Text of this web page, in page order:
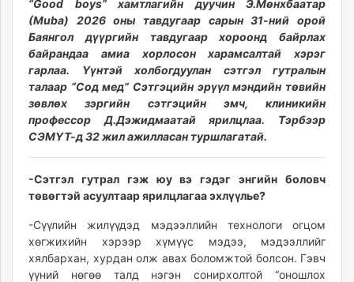
eagle.mn
ergelt.mn
zarig.mn
today.mn
zuv.mn
mminfo.mn
ugluu.mn
unen.mn
asu.mn
shuurhai.mn
unuudur.mn
isee.mn
“Good boys” хамтлагийн дуучин Э.Мөнхбаатар
(Muba) 2026 оны тавдугаар сарын 31-ний орой
Баянгол дүүргийн тавдугаар хороонд байрлах
байрандаа амиа хорлосон харамсалтай хэрэг
гарлаа. Үүнтэй холбогдуулан сэтгэл гутралын
талаар “Сод мед” Сэтгэцийн эрүүл мэндийн төвийн
зөвлөх зэргийн сэтгэцийн эмч, клиникийн
профессор Д.Дэжидмаатай ярилцлаа. Тэрбээр
СЭМҮТ-д 32 жил ажилласан туршлагатай.
-Сэтгэл гутрал гэж юу вэ гэдэг энгийн боловч
төвөгтэй асуултаар ярилцлагаа эхлүүлье?
-Сүүлийн жилүүдэд мэдээллийн технологи огцом
хөгжихийн хэрээр хүмүүс мэдээ, мэдээллийг
хялбархан, хурдан олж авах боломжтой болсон. Гэвч
үүний нөгөө талд нэгэн сонирхолтой “оношлох